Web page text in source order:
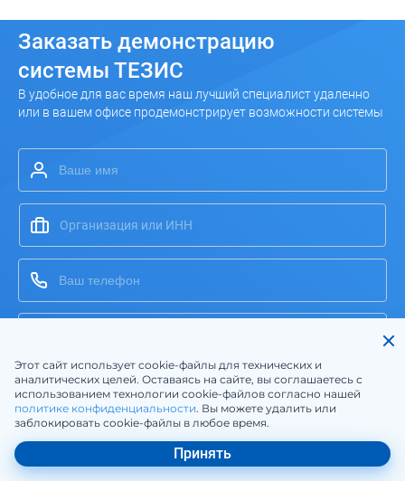
Заказать демонстрацию
системы ТЕЗИС
В удобное для вас время наш лучший специалист удаленно
или в вашем офисе продемонстрирует возможности системы
Я ознакомлен(-а) с Политикой конфиденциальности и
даю свое согласие наобработку персональных
данных
Я соглашаюсь на получение информационных и
рекламных материалов
Этот сайт использует cookie-файлы для технических и
аналитических целей. Оставаясь на сайте, вы соглашаетесь с
использованием технологии cookie-файлов согласно нашей
политике конфиденциальности. Вы можете удалить или
заблокировать cookie-файлы в любое время.
Принять